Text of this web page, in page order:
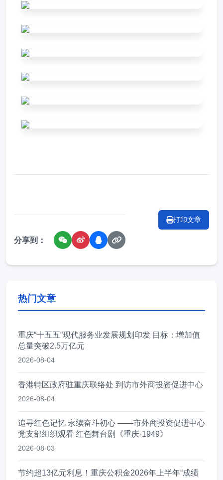
分享到：
打印文章
热门文章
重庆“十五五”现代服务业发展规划印发 目标：增加值
总量突破2.5万亿元
2026-08-04
香港特区政府驻重庆联络处 到访市外商投资促进中心
2026-08-04
追寻红色记忆 永续奋斗初心 ——市外商投资促进中心
党支部组织观看 红色舞台剧《重庆·1949》
2026-08-03
节约超13亿元利息！重庆公积金2026年上半年“成绩